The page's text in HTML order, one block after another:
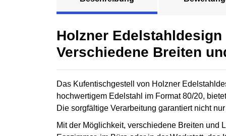
Holzner
Verschiedene Breiten
Das Kufentischgestell von Holzner
hochwertigem Edelstahl im Format 80/20,
Die sorgfältige Verarbeitung garantiert nicht
Mit der Möglichkeit, verschiedene Breiten und